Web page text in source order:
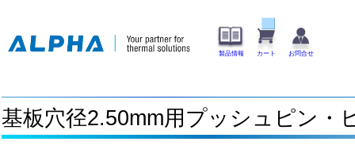
製品情報 カート お問合せ
基板穴径2.50mm用プッシュピン・